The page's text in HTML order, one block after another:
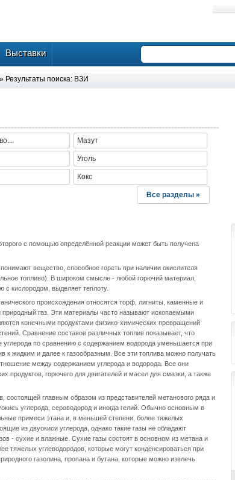
Выставки
» Результаты поиска: ВЗИ
Мазут
Уголь
Кокс
Все разделы »
с помощью определённой реакции может быть получена
вещество, способное гореть при наличии окислителя
топливо). В широком смысле - любой горючий материал,
с кислородом, выделяет теплоту.
происхождения относятся торф, лигниты, каменные и
природный газ. Эти материалы часто называют ископаемыми
конечными продуктами физико-химических превращений
Сравнение составов различных топлив показывает, что
углерода по сравнению с содержанием водорода уменьшается при
к жидким и далее к газообразным. Все эти топлива можно получать
между содержанием углерода и водорода. Все они
горючего для двигателей и масел для смазки, а также
состоящей главным образом из представителей метанового ряда и
углерода, сероводород и иногда гелий. Обычно основным в
примеси этана и, в меньшей степени, более тяжелых
из двуокиси углерода, однако такие газы не обладают
- сухие и влажные. Сухие газы состоят в основном из метана и
тяжелых углеводородов, которые могут конденсироваться при
газолина, пропана и бутана, которые можно извлечь